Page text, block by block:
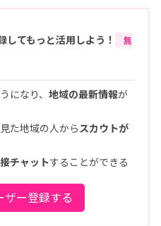
してもっと活用しよう！
無
になり、 地域の最新情報が
た地域の人から スカウトが
チャットすることができる
ザー登録する